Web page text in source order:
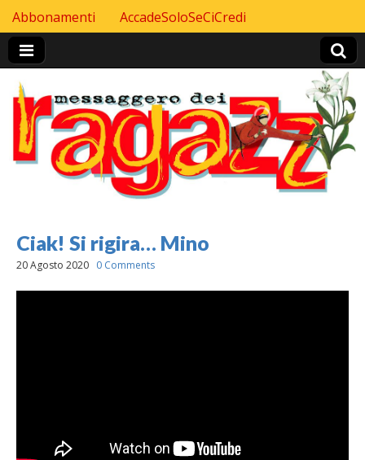
Header Top menu
Skip to content
Abbonamenti AccadeSoloSeCiCredi
Ciak! Si rigira… Mino
20 Agosto 2020 0 Comments